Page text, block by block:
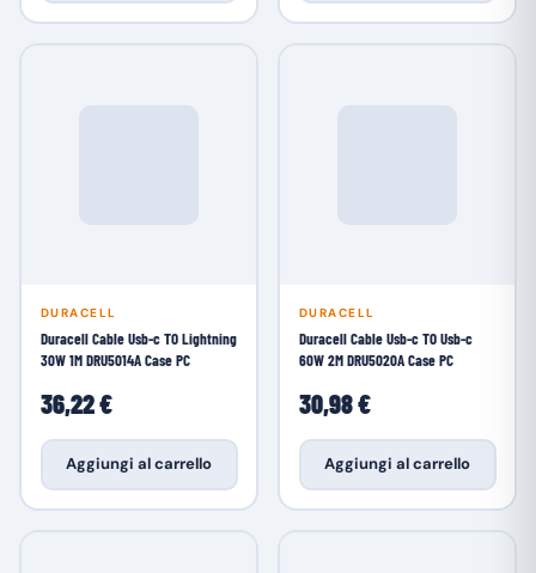
DURACELL
Duracell Cable Usb-c TO Lightning
30W 1M DRU5014A Case PC
36,22 €
Aggiungi al carrello
DURACELL
Duracell Cable Usb-c TO Usb-c
60W 2M DRU5020A Case PC
30,98 €
Aggiungi al carrello